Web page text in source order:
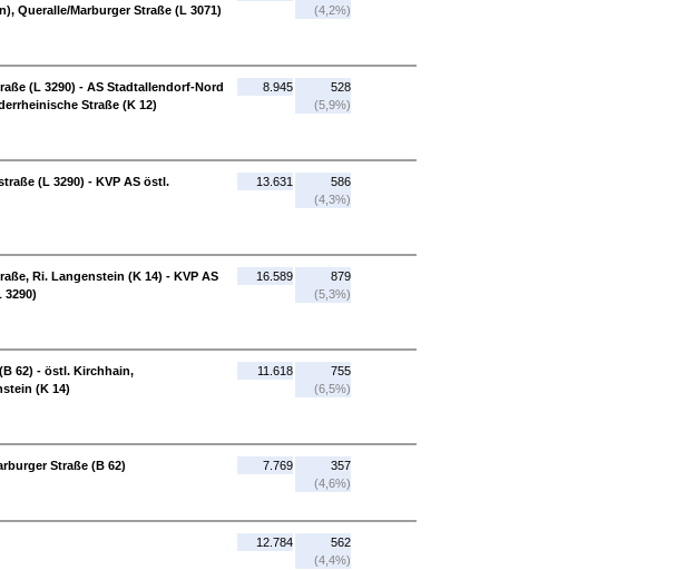
Queralle/Marburger Straße (L 3071)
(4,2%)
(L 3290) - AS Stadtallendorf-Nord
Straße (K 12)
8.945
528
(5,9%)
(L 3290) - KVP AS östl. 13.631
586
(4,3%)
Ri. Langenstein (K 14) - KVP AS
16.589
879
(5,3%)
62) - östl. Kirchhain,
(K 14)
11.618
755
(6,5%)
Straße (B 62) 7.769
357
(4,6%)
12.784
562
(4,4%)